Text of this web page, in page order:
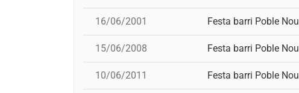
16/06/2001 Festa barri Poble Nou
15/06/2008 Festa barri Poble Nou
10/06/2011 Festa barri Poble Nou